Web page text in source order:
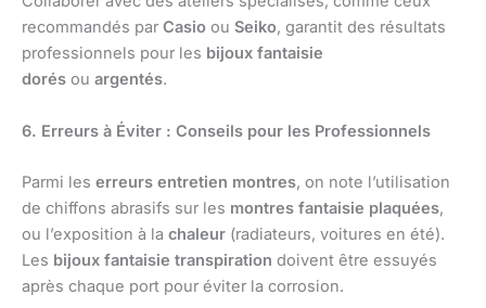
recommandés par Casio ou Seiko, garantit des résultats
professionnels pour les bijoux fantaisie
dorés ou argentés.
6. Erreurs à Éviter : Conseils pour les Professionnels
Parmi les erreurs entretien montres, on note l’utilisation
de chiffons abrasifs sur les montres fantaisie plaquées,
ou l’exposition à la chaleur (radiateurs, voitures en été).
Les bijoux fantaisie transpiration doivent être essuyés
après chaque port pour éviter la corrosion.